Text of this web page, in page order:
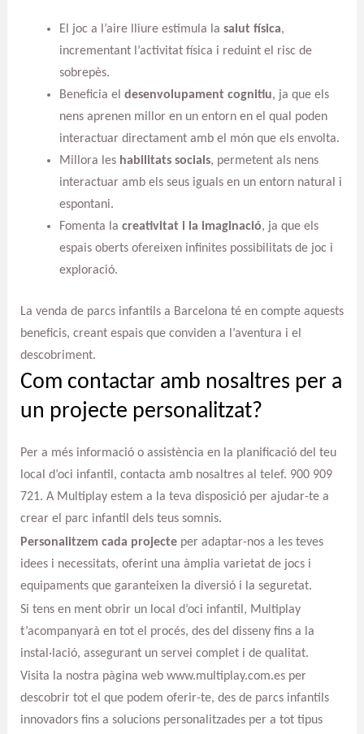
El joc a l’aire lliure estimula la salut física,
incrementant l’activitat física i reduint el risc de
sobrepès.
Beneficia el desenvolupament cognitiu, ja que els
nens aprenen millor en un entorn en el qual poden
interactuar directament amb el món que els envolta.
Millora les habilitats socials, permetent als nens
interactuar amb els seus iguals en un entorn natural i
espontani.
Fomenta la creativitat i la imaginació, ja que els
espais oberts ofereixen infinites possibilitats de joc i
exploració.
La venda de parcs infantils a Barcelona té en compte aquests
beneficis, creant espais que conviden a l’aventura i el
descobriment.
Com contactar amb nosaltres per a
un projecte personalitzat?
Per a més informació o assistència en la planificació del teu
local d’oci infantil, contacta amb nosaltres al telef. 900 909
721. A Multiplay estem a la teva disposició per ajudar-te a
crear el parc infantil dels teus somnis.
Personalitzem cada projecteper adaptar-nos a les teves
idees i necessitats, oferint una àmplia varietat de jocs i
equipaments que garanteixen la diversió i la seguretat.
Si tens en ment obrir un local d’oci infantil, Multiplay
t’acompanyarà en tot el procés, des del disseny fins a la
instal·lació, assegurant un servei complet i de qualitat.
Visita la nostra pàgina web www.multiplay.com.es per
descobrir tot el que podem oferir-te, des de parcs infantils
innovadors fins a solucions personalitzades per a tot tipus